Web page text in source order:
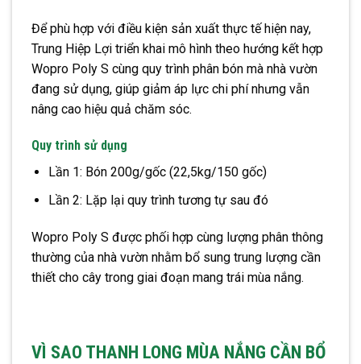
Để phù hợp với điều kiện sản xuất thực tế hiện nay,
Trung Hiệp Lợi triển khai mô hình theo hướng kết hợp
Wopro Poly S cùng quy trình phân bón mà nhà vườn
đang sử dụng, giúp giảm áp lực chi phí nhưng vẫn
nâng cao hiệu quả chăm sóc.
Quy trình sử dụng
Lần 1: Bón 200g/gốc (22,5kg/150 gốc)
Lần 2: Lặp lại quy trình tương tự sau đó
Wopro Poly S được phối hợp cùng lượng phân thông
thường của nhà vườn nhằm bổ sung trung lượng cần
thiết cho cây trong giai đoạn mang trái mùa nắng.
VÌ SAO THANH LONG MÙA NẮNG CẦN BỔ